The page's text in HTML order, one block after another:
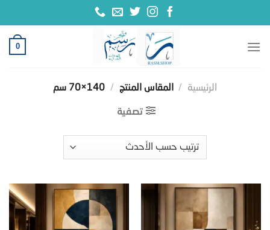
0
الرئيسية / المقاس المنتج / 140×70 سم
تصفية